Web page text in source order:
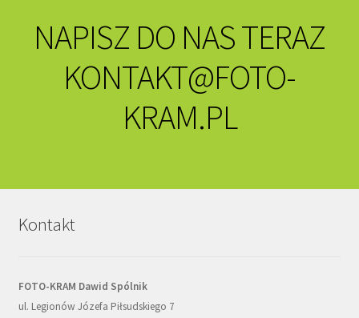
NAPISZ DO NAS TERAZ
KONTAKT@FOTO-
KRAM.PL
Kontakt
FOTO-KRAM Dawid Spólnik
ul. Legionów Józefa Piłsudskiego 7